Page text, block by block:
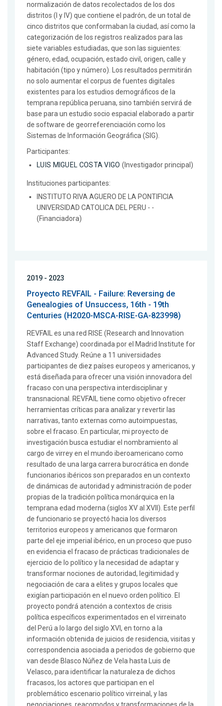
normalización de datos recolectados de los dos
distritos (I y IV) que contiene el padrón, de un total de
cinco distritos que conformaban la ciudad, así como la
categorización de los registros realizados para las
siete variables estudiadas, que son las siguientes:
género, edad, ocupación, estado civil, origen, calle y
habitación (tipo y número). Los resultados permitirán
no solo aumentar el corpus de fuentes digitales
existentes para los estudios demográficos de la
temprana república peruana, sino también servirá de
base para un estudio socio espacial elaborado a partir
de software de georreferenciación como los
Sistemas de Información Geográfica (SIG).
Participantes:
LUIS MIGUEL COSTA VIGO (Investigador principal)
Instituciones participantes:
INSTITUTO RIVA AGUERO DE LA PONTIFICIA
UNIVERSIDAD CATOLICA DEL PERU - -
(Financiadora)
2019 - 2023
Proyecto REVFAIL - Failure: Reversing de
Genealogies of Unsuccess, 16th - 19th
Centuries (H2020-MSCA-RISE-GA-823998)
REVFAIL es una red RISE (Research and Innovation
Staff Exchange) coordinada por el Madrid Institute for
Advanced Study. Reúne a 11 universidades
participantes de diez países europeos y americanos, y
está diseñada para ofrecer una visión innovadora del
fracaso con una perspectiva interdisciplinar y
transnacional. REVFAIL tiene como objetivo ofrecer
herramientas críticas para analizar y revertir las
narrativas, tanto externas como autoimpuestas,
sobre el fracaso. En particular, mi proyecto de
investigación busca estudiar el nombramiento al
cargo de virrey en el mundo iberoamericano como
resultado de una larga carrera burocrática en donde
funcionarios ibéricos son preparados en un contexto
de dinámicas de autoridad y administración de poder
propias de la tradición política monárquica en la
temprana edad moderna (siglos XV al XVII). Este perfil
de funcionario se proyectó hacia los diversos
territorios europeos y americanos que formaron
parte del eje imperial ibérico, en un proceso que puso
en evidencia el fracaso de prácticas tradicionales de
ejercicio de lo político y la necesidad de adaptar y
transformar nociones de autoridad, legitimidad y
negociación de cara a elites y grupos locales que
exigían participación en el nuevo orden político. El
proyecto pondrá atención a contextos de crisis
política específicos experimentados en el virreinato
del Perú a lo largo del siglo XVI, en torno a la
información obtenida de juicios de residencia, visitas y
correspondencia asociada a periodos de gobierno que
van desde Blasco Núñez de Vela hasta Luis de
Velasco, para identificar la naturaleza de dichos
fracasos, los actores que participan en el
problemático escenario político virreinal, y las